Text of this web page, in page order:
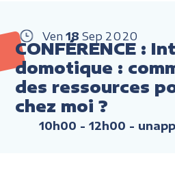
Ven 18 Sep 2020
CONFÉRENCE :
domotique :
des ressources
chez moi ?
10h00 - 12h00 -